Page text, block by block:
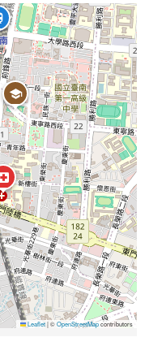
4樓
11~20樓
樓
1房
3房
5房以上
Leaflet|©OpenStreetMapcontributors